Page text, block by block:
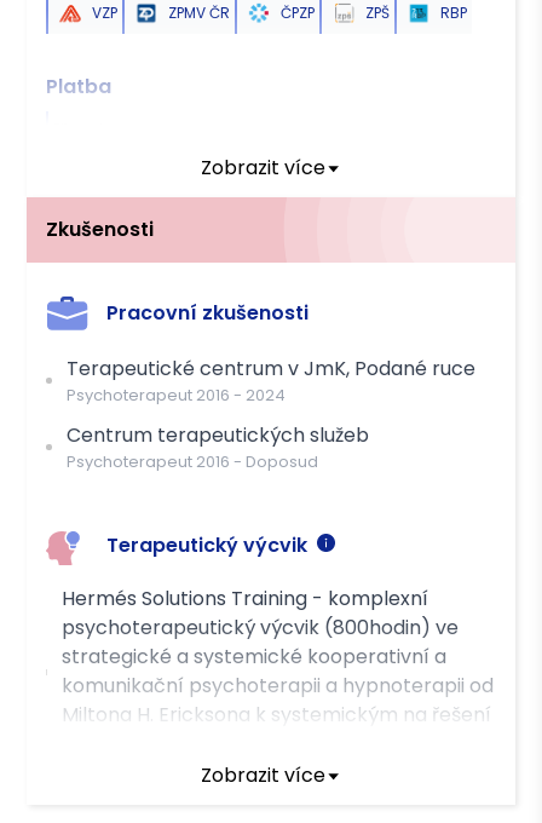
VZP ZPMV ČR ČPZP ZPŠ RBP
Platba
Zobrazit více
Zkušenosti
Pracovní zkušenosti
Terapeutické centrum v JmK, Podané ruce
Psychoterapeut 2016 - 2024
Centrum terapeutických služeb
Psychoterapeut 2016 - Doposud
Terapeutický výcvik
Hermés Solutions Training - komplexní
psychoterapeutický výcvik (800hodin) ve
strategické a systemické kooperativní a
komunikační psychoterapii a hypnoterapii od
Miltona H. Ericksona k systemickým na řešení
Zobrazit více